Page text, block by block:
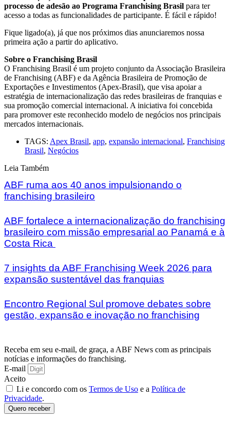
processo de adesão ao Programa Franchising Brasil para ter
acesso a todas as funcionalidades de participante. É fácil e rápido!
Fique ligado(a), já que nos próximos dias anunciaremos nossa
primeira ação a partir do aplicativo.
Sobre o Franchising Brasil
O Franchising Brasil é um projeto conjunto da Associação Brasileira
de Franchising (ABF) e da Agência Brasileira de Promoção de
Exportações e Investimentos (Apex-Brasil), que visa apoiar a
estratégia de internacionalização das redes brasileiras de franquias e
sua promoção comercial internacional. A iniciativa foi concebida
para promover este reconhecido modelo de negócios nos principais
mercados internacionais.
TAGS: Apex Brasil, app, expansão internacional, Franchising
Brasil, Negócios
Leia Também
ABF ruma aos 40 anos impulsionando o
franchising brasileiro
ABF fortalece a internacionalização do franchising
brasileiro com missão empresarial ao Panamá e à
Costa Rica
7 insights da ABF Franchising Week 2026 para
expansão sustentável das franquias
Encontro Regional Sul promove debates sobre
gestão, expansão e inovação no franchising
Receba em seu e-mail, de graça, a ABF News com as principais
notícias e informações do franchising.
E-mail
Aceito
Li e concordo com os Termos de Uso e a Política de
Privacidade.
Quero receber